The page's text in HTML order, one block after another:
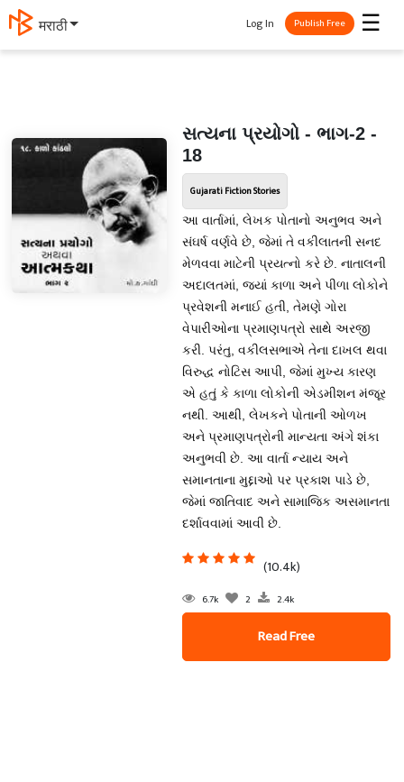
मराठी ☰
Log In Publish Free
સત્યના પ્રયોગો - ભાગ-2 -
18
Gujarati Fiction Stories
આ વાર્તામાં, લેખક પોતાનો અનુભવ અને
સંઘર્ષ વર્ણવે છે, જેમાં તે વકીલાતની સનદ
મેળવવા માટેની પ્રયત્નો કરે છે. નાતાલની
અદાલતમાં, જ્યાં કાળા અને પીળા લોકોને
પ્રવેશની મનાઈ હતી, તેમણે ગોરા
વેપારીઓના પ્રમાણપત્રો સાથે અરજી
કરી. પરંતુ, વકીલસભાએ તેના દાખલ થવા
વિરુદ્ધ નોટિસ આપી, જેમાં મુખ્ય કારણ
એ હતું કે કાળા લોકોની એડમીશન મંજૂર
નથી. આથી, લેખકને પોતાની ઓળખ
અને પ્રમાણપત્રોની માન્યતા અંગે શંકા
અનુભવી છે. આ વાર્તા ન્યાય અને
સમાનતાના મુદ્દાઓ પર પ્રકાશ પાડે છે,
જેમાં જાતિવાદ અને સામાજિક અસમાનતા
દર્શાવવામાં આવી છે.
(10.4k)
6.7k 2 2.4k
Read Free